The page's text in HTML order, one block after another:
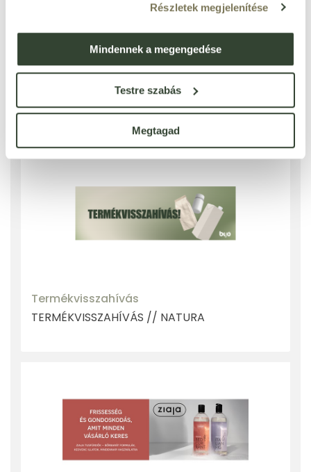
Részletek megjelenítése
Mindennek a megengedése
Testre szabás
Megtagad
1 494
HABFÜRDŐ ÉS SAMPON
1 232
db
Az árak bruttó árak!
BLOG BEJEGYZÉS - BESZÉLJ ZÖLDEKET!
Termékvisszahívás
TERMÉKVISSZAHÍVÁS // NATURA